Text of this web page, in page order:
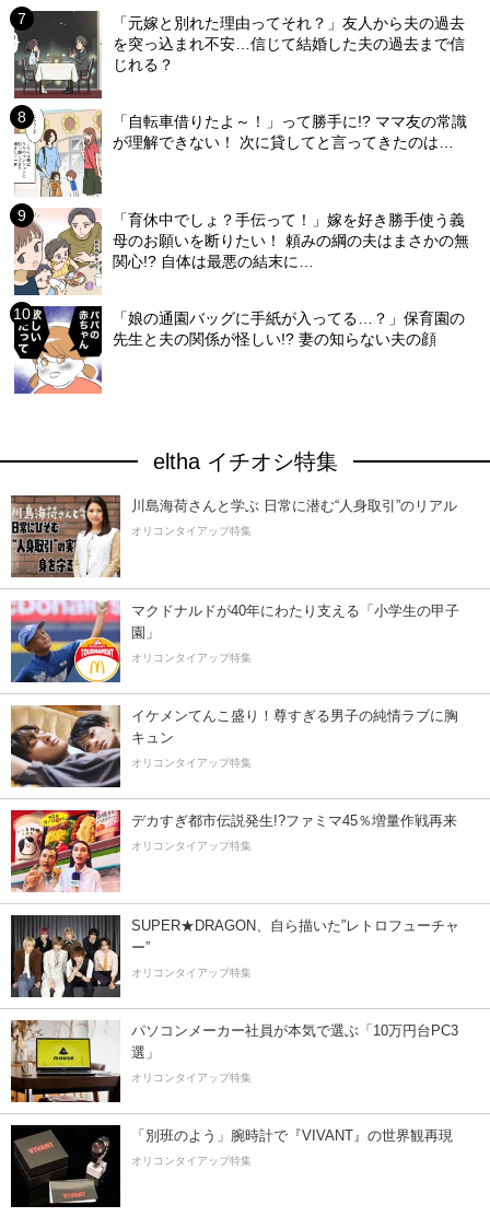
「元嫁と別れた理由ってそれ？」友人から夫の過去
を突っ込まれ不安…信じて結婚した夫の過去まで信
じれる？
「自転車借りたよ～！」って勝手に!? ママ友の常識
が理解できない！ 次に貸してと言ってきたのは…
「育休中でしょ？手伝って！」嫁を好き勝手使う義
母のお願いを断りたい！ 頼みの綱の夫はまさかの無
関心!? 自体は最悪の結末に…
「娘の通園バッグに手紙が入ってる…？」保育園の
先生と夫の関係が怪しい!? 妻の知らない夫の顔
eltha イチオシ特集
川島海荷さんと学ぶ 日常に潜む“人身取引”のリアル
オリコンタイアップ特集
マクドナルドが40年にわたり支える「小学生の甲子
園」
オリコンタイアップ特集
イケメンてんこ盛り！尊すぎる男子の純情ラブに胸
キュン
オリコンタイアップ特集
デカすぎ都市伝説発生!?ファミマ45％増量作戦再来
オリコンタイアップ特集
SUPER★DRAGON、自ら描いた”レトロフューチャ
ー”
オリコンタイアップ特集
パソコンメーカー社員が本気で選ぶ「10万円台PC3
選」
オリコンタイアップ特集
「別班のよう」腕時計で『VIVANT』の世界観再現
オリコンタイアップ特集